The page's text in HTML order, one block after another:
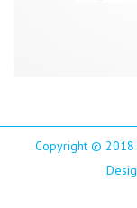
Copyright © 2018